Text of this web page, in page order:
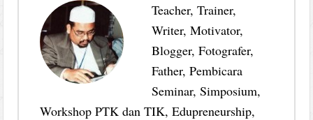
Teacher, Trainer,
Writer, Motivator,
Blogger, Fotografer,
Father, Pembicara
Seminar, Simposium,
Workshop PTK dan TIK, Edupreneurship,